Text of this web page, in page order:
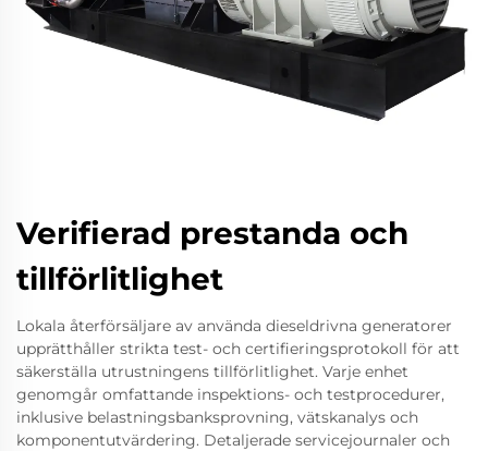
Verifierad prestanda och
tillförlitlighet
Lokala återförsäljare av använda dieseldrivna generatorer
upprätthåller strikta test- och certifieringsprotokoll för att
säkerställa utrustningens tillförlitlighet. Varje enhet
genomgår omfattande inspektions- och testprocedurer,
inklusive belastningsbanksprovning, vätskanalys och
komponentutvärdering. Detaljerade servicejournaler och